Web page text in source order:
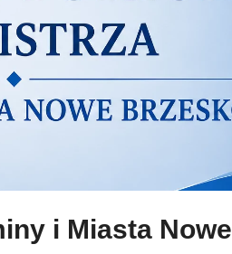
i Miasta Nowe